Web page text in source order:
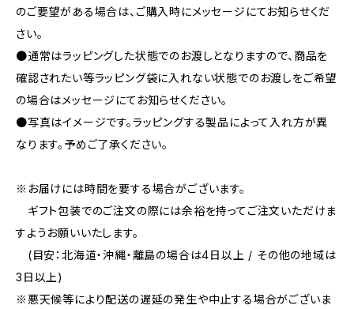
のご要望がある場合は、ご購入時にメッセージにてお知らせくだ
さい。
●通常はラッピングした状態でのお渡しとなりますので、商品を
確認されたい等ラッピング袋に入れない状態でのお渡しをご希望
の場合はメッセージにてお知らせください。
●写真はイメージです。ラッピングする製品によって入れ方が異
なります。予めご了承ください。
※お届けには時間を要する場合がございます。
ギフト包装でのご注文の際には余裕を持ってご注文いただけま
すようお願いいたします。
(目安：北海道・沖縄・離島の場合は4日以上 / その他の地域は
3日以上)
※悪天候等により配送の遅延の発生や中止する場合がございま